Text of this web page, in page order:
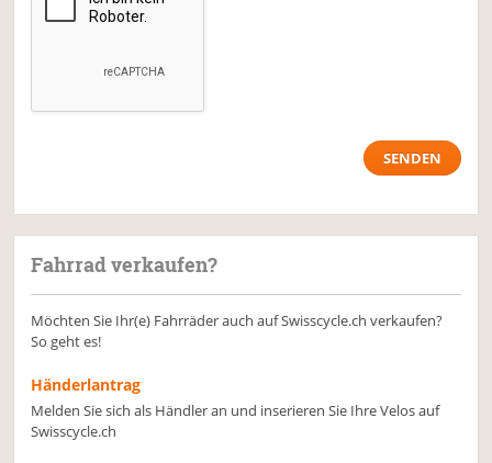
Fahrrad verkaufen?
Möchten Sie Ihr(e) Fahrräder auch auf Swisscycle.ch verkaufen?
So geht es!
Händerlantrag
Melden Sie sich als Händler an und inserieren Sie Ihre Velos auf
Swisscycle.ch